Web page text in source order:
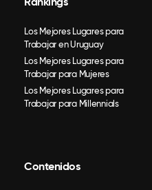
Los Mejores Lugares para
Trabajar en Uruguay
Los Mejores Lugares para
Trabajar para Mujeres
Los Mejores Lugares para
Trabajar para Millennials
Contenidos